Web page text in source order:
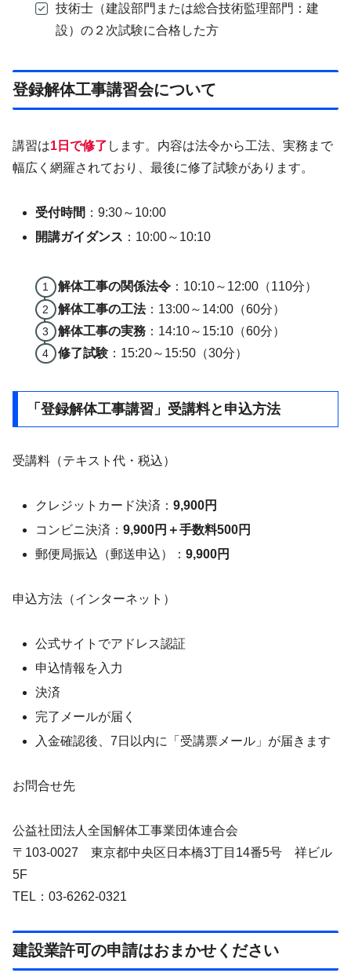
技術士（建設部門または総合技術監理部門：建
設）の２次試験に合格した方
登録解体工事講習会について
講習は1日で修了 します。内容は法令から工法、実務まで
幅広く網羅されており、最後に修了試験があります。
受付時間 ：9:30～10:00
開講ガイダンス ：10:00～10:10
解体工事の関係法令：10:10～12:00（110分）
解体工事の工法：13:00～14:00（60分）
解体工事の実務：14:10～15:10（60分）
修了試験：15:20～15:50（30分）
「登録解体工事講習」受講料と申込方法
受講料（テキスト代・税込）
クレジットカード決済：9,900円
コンビニ決済：9,900円＋手数料500円
郵便局振込（郵送申込）：9,900円
申込方法（インターネット）
公式サイトでアドレス認証
申込情報を入力
決済
完了メールが届く
入金確認後、7日以内に「受講票メール」が届きます
お問合せ先
公益社団法人全国解体工事業団体連合会
〒103-0027 東京都中央区日本橋3丁目14番5号 祥ビル
5F
TEL：03-6262-0321
建設業許可の申請はおまかせください